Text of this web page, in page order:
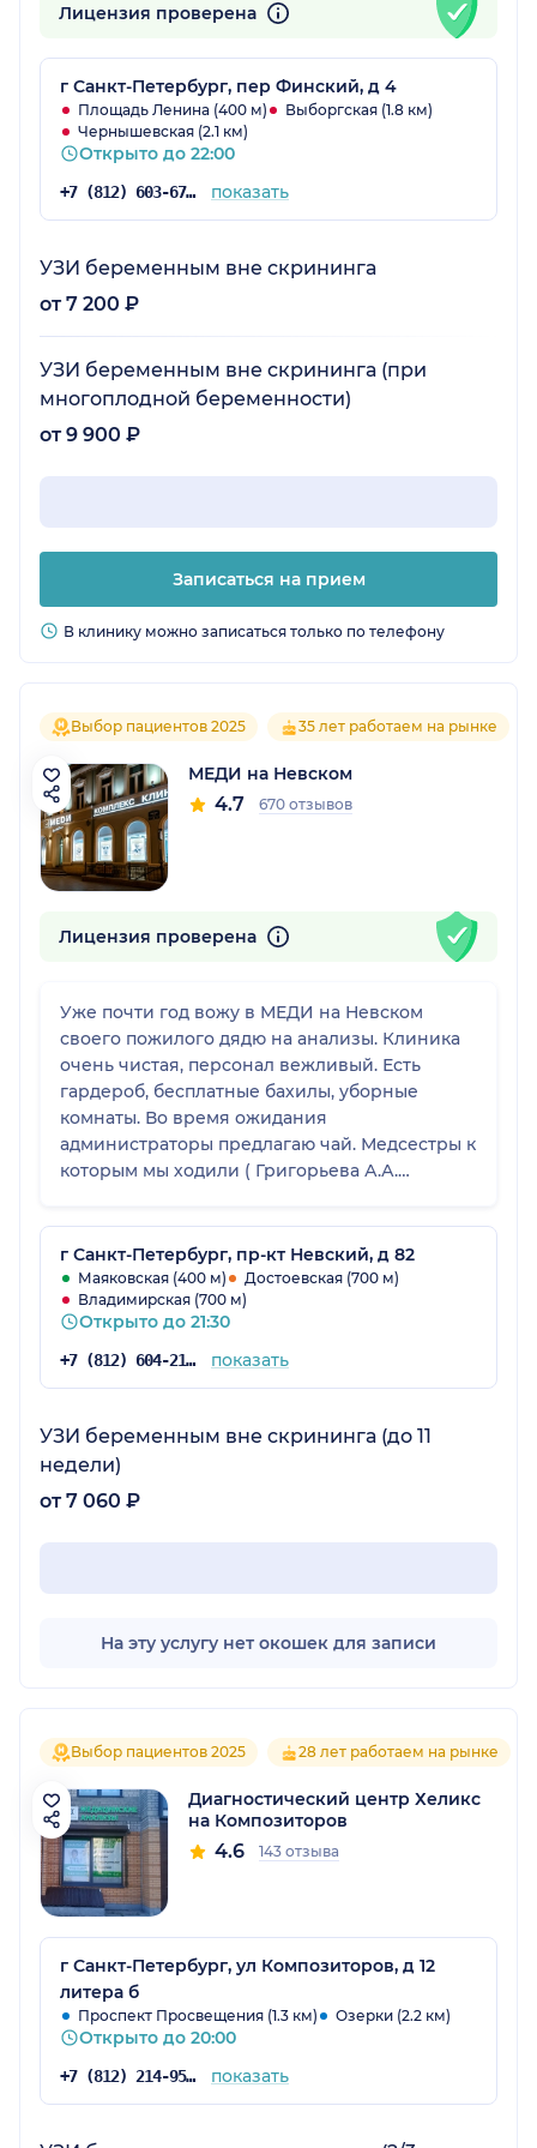
Лицензия проверена
г Санкт-Петербург, пер Финский, д 4
Площадь Ленина (400 м)
Выборгская (1.8 км)
Чернышевская (2.1 км)
Открыто до 22:00
+7 (812) 603-67-84 показать
УЗИ беременным вне скрининга
от 7 200 ₽
УЗИ беременным вне скрининга (при
многоплодной беременности)
от 9 900 ₽
Записаться на прием
В клинику можно записаться только по телефону
Выбор пациентов 2025 35 лет работаем на рынке
МЕДИ на Невском
4.7 670 отзывов
Лицензия проверена
Уже почти год вожу в МЕДИ на Невском
своего пожилого дядю на анализы. Клиника
очень чистая, персонал вежливый. Есть
гардероб, бесплатные бахилы, уборные
комнаты. Во время ожидания
администраторы предлагаю чай. Медсестры к
которым мы ходили ( Григорьева А.А.
Все анализы присылают мне на почту в
течении нескольких дней. Единственное что
клиника очень дорогая. Цены для людей с
достатком выше среднего.
г Санкт-Петербург, пр-кт Невский, д 82
Маяковская (400 м)
Достоевская (700 м)
Владимирская (700 м)
Открыто до 21:30
+7 (812) 604-21-60 показать
УЗИ беременным вне скрининга (до 11
недели)
от 7 060 ₽
На эту услугу нет окошек для записи
Выбор пациентов 2025 28 лет работаем на рынке
Диагностический центр Хеликс
на Композиторов
4.6 143 отзыва
г Санкт-Петербург, ул Композиторов, д 12
литера б
Проспект Просвещения (1.3 км) Озерки (2.2 км)
Открыто до 20:00
+7 (812) 214-95-20 показать